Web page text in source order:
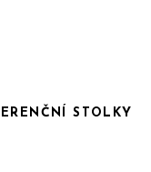
STOLKY